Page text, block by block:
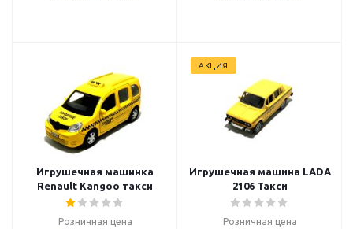
Игрушечная машинка
Renault Kangoo такси
Розничная цена
АКЦИЯ
Игрушечная машина LADA
2106 Такси
Розничная цена